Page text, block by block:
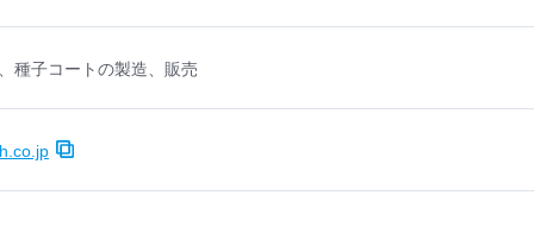
種子コートの製造、販売